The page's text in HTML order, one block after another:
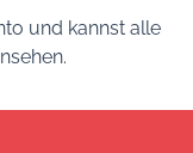
und kannst alle